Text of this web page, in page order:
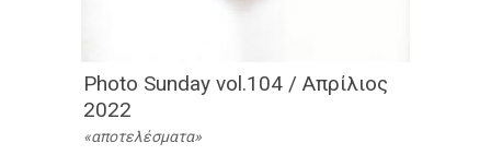
Photo Sunday vol.104 / Απρίλιος
2022
αποτελέσματα